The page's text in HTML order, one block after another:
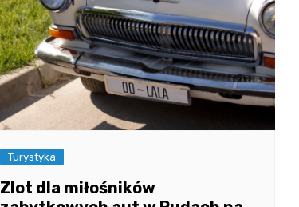
Turystyka
Zlot dla miłośników